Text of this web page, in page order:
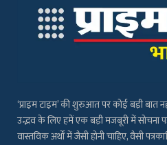
‘प्राइम टाइम’ की शुरुआत पर कोई बड़ी
उद्भव के लिए हमें एक बड़ी मजबूरी में सोचना
वास्तविक अर्थों में जैसी होनी चाहिए, वैसी